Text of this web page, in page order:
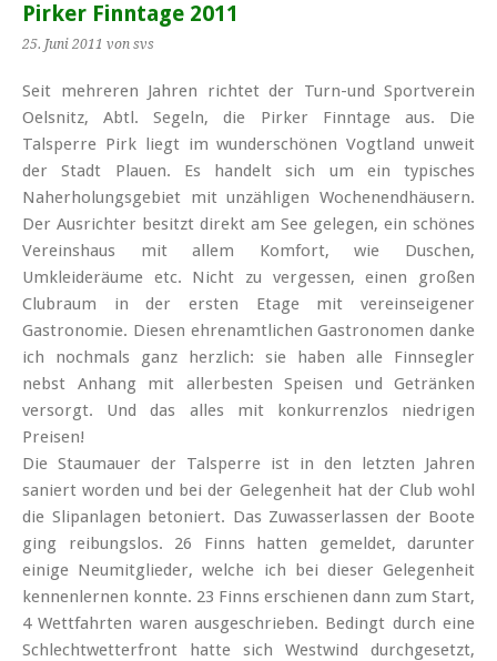
Pirker Finntage 2011
25. Juni 2011 von svs
Seit mehreren Jahren richtet der Turn-und Sportverein
Oelsnitz, Abtl. Segeln, die Pirker Finntage aus. Die
Talsperre Pirk liegt im wunderschönen Vogtland unweit
der Stadt Plauen. Es handelt sich um ein typisches
Naherholungsgebiet mit unzähligen Wochenendhäusern.
Der Ausrichter besitzt direkt am See gelegen, ein schönes
Vereinshaus mit allem Komfort, wie Duschen,
Umkleideräume etc. Nicht zu vergessen, einen großen
Clubraum in der ersten Etage mit vereinseigener
Gastronomie. Diesen ehrenamtlichen Gastronomen danke
ich nochmals ganz herzlich: sie haben alle Finnsegler
nebst Anhang mit allerbesten Speisen und Getränken
versorgt. Und das alles mit konkurrenzlos niedrigen
Preisen!
Die Staumauer der Talsperre ist in den letzten Jahren
saniert worden und bei der Gelegenheit hat der Club wohl
die Slipanlagen betoniert. Das Zuwasserlassen der Boote
ging reibungslos. 26 Finns hatten gemeldet, darunter
einige Neumitglieder, welche ich bei dieser Gelegenheit
kennenlernen konnte. 23 Finns erschienen dann zum Start,
4 Wettfahrten waren ausgeschrieben. Bedingt durch eine
Schlechtwetterfront hatte sich Westwind durchgesetzt,